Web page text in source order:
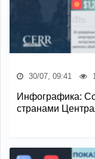
30/07, 09:41
Инфографика:
странами